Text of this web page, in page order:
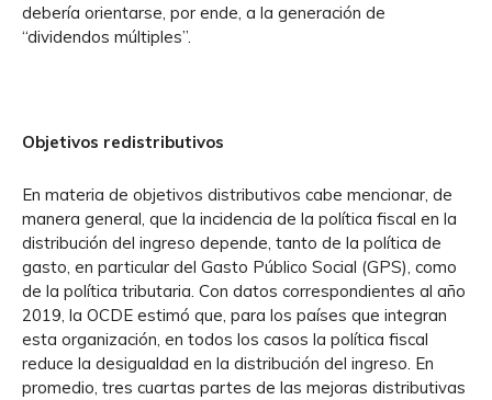
debería orientarse, por ende, a la generación de
“dividendos múltiples”.
Objetivos redistributivos
En materia de objetivos distributivos cabe mencionar, de
manera general, que la incidencia de la política fiscal en la
distribución del ingreso depende, tanto de la política de
gasto, en particular del Gasto Público Social (GPS), como
de la política tributaria. Con datos correspondientes al año
2019, la OCDE estimó que, para los países que integran
esta organización, en todos los casos la política fiscal
reduce la desigualdad en la distribución del ingreso. En
promedio, tres cuartas partes de las mejoras distributivas